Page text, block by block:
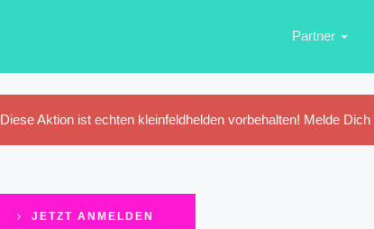
Partner
Diese Aktion ist echten kleinfeldhelden vorbehalten! Melde Dich
JETZT ANMELDEN